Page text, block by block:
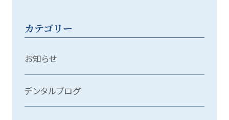
カテゴリー
お知らせ
デンタルブログ